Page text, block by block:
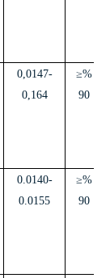
0,0147-
0,164
≥%
90
0.0140-
0.0155
≥%
90